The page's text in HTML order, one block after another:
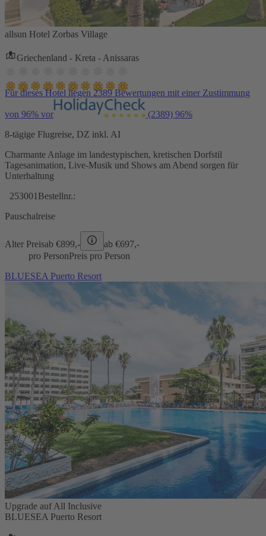
allsun Hotel Zorbas Village
Griechenland - Kreta - Anissaras
Für dieses Hotel liegen 2389 Bewertungen mit einer Zustimmung
von 96% vor (2389) 96%
8-tägige Flugreise, DZ inkl. AI
Charmante Anlage im landestypischen, kretischen Dorfstil
Tagesanimation, Live-Musik und Shows am Abend sorgen für
Unterhaltung
253001 Bestellnr.:
Pauschalreise
Alter Preisab €899,- ab €697,-
pro PersonPreis pro Person
BLUESEA Puerto Resort
Upgrade auf All Inclusive
BLUESEA Puerto Resort